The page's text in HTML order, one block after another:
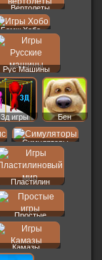
Вертолеты
Бомж Хобо
Рус Машины
3д игры
Бен
Симуляторы
Пластилин
Простые
Камазы